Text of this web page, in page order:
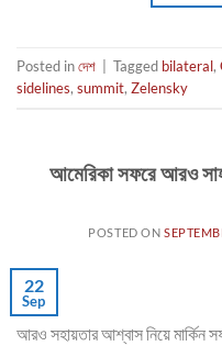
Posted inদেশ Tagged bilateral,
sidelines, summit, Zelensky
আমেরিকা সফরে আরও
POSTED ON
22
Sep
আরও সহায়তার আশ্বাস নিয়ে মার্কিন